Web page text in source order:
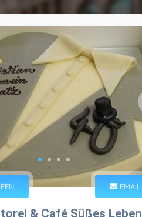
EMAIL
& Café Süßes Leben